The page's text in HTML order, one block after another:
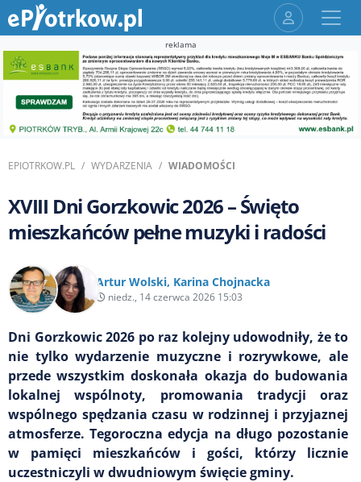
reklama
EPIOTRKOW.PL WYDARZENIA WIADOMOŚCI
XVIII Dni Gorzkowic 2026 – Święto
mieszkańców pełne muzyki i radości
Artur Wolski, Karina Chojnacka
niedz., 14 czerwca 2026 15:03
Dni Gorzkowic 2026 po raz kolejny udowodniły, że to
nie tylko wydarzenie muzyczne i rozrywkowe, ale
przede wszystkim doskonała okazja do budowania
lokalnej wspólnoty, promowania tradycji oraz
wspólnego spędzania czasu w rodzinnej i przyjaznej
atmosferze. Tegoroczna edycja na długo pozostanie
w pamięci mieszkańców i gości, którzy licznie
uczestniczyli w dwudniowym święcie gminy.